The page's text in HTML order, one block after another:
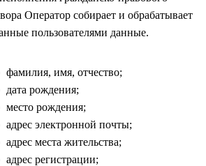
Оператор собирает и обрабатывает
пользователями данные.
фамилия, имя, отчество;
дата рождения;
место рождения;
адрес электронной почты;
адрес места жительства;
адрес регистрации;